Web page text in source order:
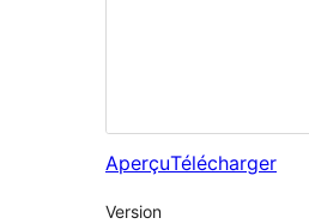
AperçuTélécharger
Version